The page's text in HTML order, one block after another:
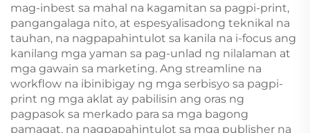
mag-inbest sa mahal na kagamitan sa pagpi-print,
pangangalaga nito, at espesyalisadong teknikal na
tauhan, na nagpapahintulot sa kanila na i-focus ang
kanilang mga yaman sa pag-unlad ng nilalaman at
mga gawain sa marketing. Ang streamline na
workflow na ibinibigay ng mga serbisyo sa pagpi-
print ng mga aklat ay pabilisin ang oras ng
pagpasok sa merkado para sa mga bagong
pamagat, na nagpapahintulot sa mga publisher na